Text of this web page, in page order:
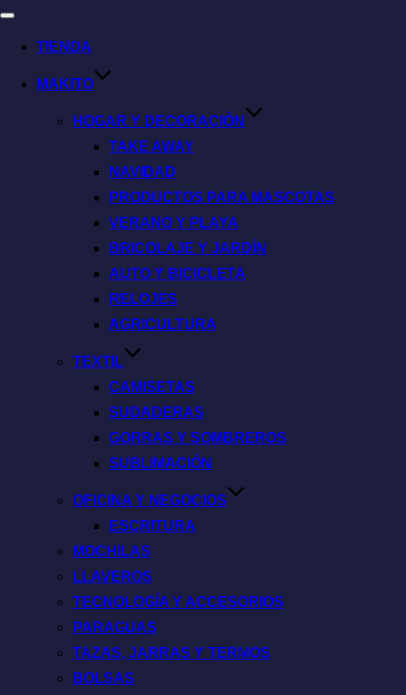
TIENDA
MAKITO
HOGAR Y DECORACIÓN
TAKE AWAY
NAVIDAD
PRODUCTOS PARA MASCOTAS
VERANO Y PLAYA
BRICOLAJE Y JARDÍN
AUTO Y BICICLETA
RELOJES
AGRICULTURA
TEXTIL
CAMISETAS
SUDADERAS
GORRAS Y SOMBREROS
SUBLIMACIÓN
OFICINA Y NEGOCIOS
ESCRITURA
MOCHILAS
LLAVEROS
TECNOLOGÍA Y ACCESORIOS
PARAGUAS
TAZAS, JARRAS Y TERMOS
BOLSAS